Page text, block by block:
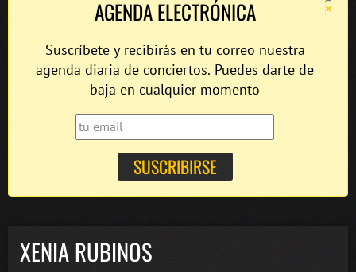
×
AGENDA ELECTRÓNICA
Suscríbete y recibirás en tu correo nuestra
agenda diaria de conciertos. Puedes darte de
baja en cualquier momento
XENIA RUBINOS